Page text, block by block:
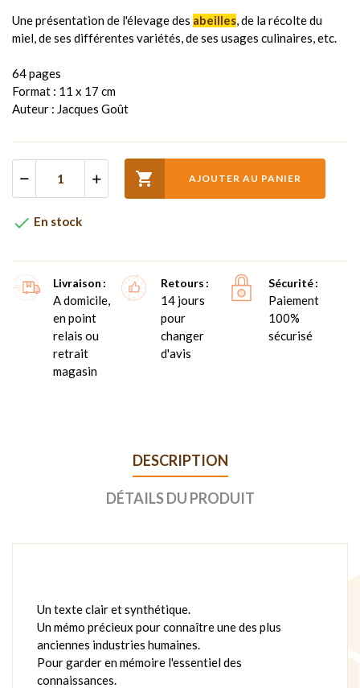
Une présentation de l'élevage des abeilles, de la récolte du
miel, de ses différentes variétés, de ses usages culinaires, etc.
64 pages
Format : 11 x 17 cm
Auteur : Jacques Goût
 AJOUTER AU PANIER
 En stock
Livraison
A domicile,
en point
relais ou
retrait
magasin
Retours
14 jours
pour
changer
d'avis
Sécurité
Paiement
100%
sécurisé
DESCRIPTION
DÉTAILS DU PRODUIT
Un texte clair et synthétique.
Un mémo précieux pour connaître une des plus
anciennes industries humaines.
Pour garder en mémoire l'essentiel des
connaissances.